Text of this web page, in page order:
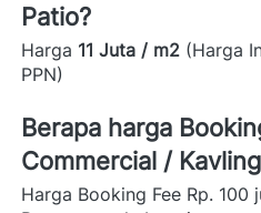
Patio?
Harga 11 Juta / m2 (Harga
PPN)
Berapa harga
Commercial /
Harga Booking Fee Rp. 100